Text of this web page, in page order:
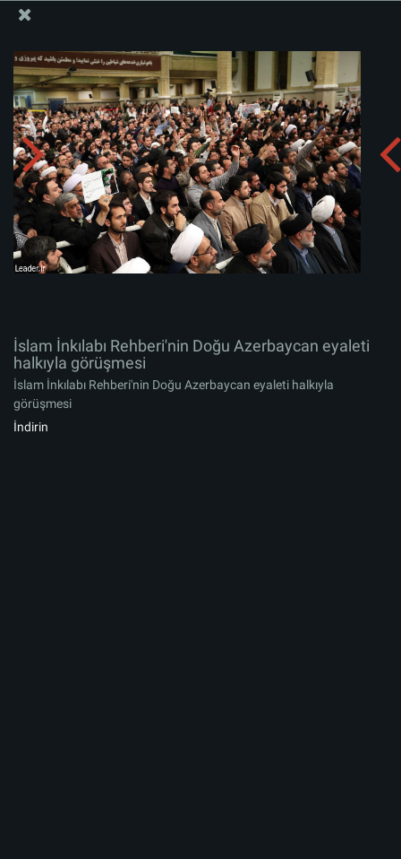
İslam İnkılabı Rehberi'nin Doğu Azerbaycan eyaleti
halkıyla görüşmesi
Albümü indirin:
İslam İnkılabı Rehberi'nin Doğu Azerbaycan eyaleti
halkıyla görüşmesi
İslam İnkılabı Rehberi'nin Doğu Azerbaycan eyaleti halkıyla
görüşmesi
İndirin